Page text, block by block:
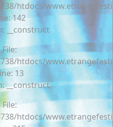
htdocs/
142
__construct
File:
htdocs/
13
__construct
File:
htdocs/